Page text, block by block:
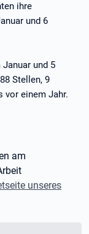
ihre
und 6
und 5
Stellen, 9
vor einem Jahr.
am
unseres